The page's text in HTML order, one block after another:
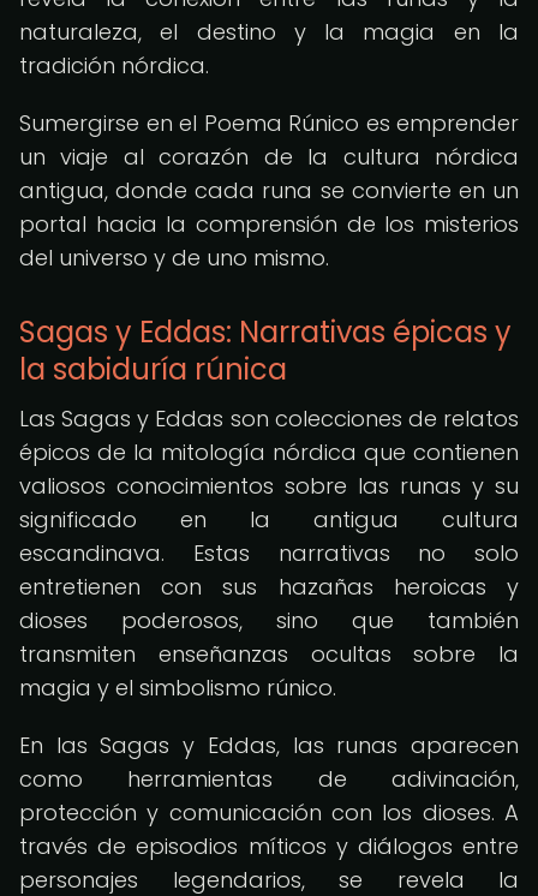
naturaleza, el destino y la magia en la
tradición nórdica.
Sumergirse en el Poema Rúnico es emprender
un viaje al corazón de la cultura nórdica
antigua, donde cada runa se convierte en un
portal hacia la comprensión de los misterios
del universo y de uno mismo.
Sagas y Eddas: Narrativas épicas y
la sabiduría rúnica
Las Sagas y Eddas son colecciones de relatos
épicos de la mitología nórdica que contienen
valiosos conocimientos sobre las runas y su
significado en la antigua cultura
escandinava. Estas narrativas no solo
entretienen con sus hazañas heroicas y
dioses poderosos, sino que también
transmiten enseñanzas ocultas sobre la
magia y el simbolismo rúnico.
En las Sagas y Eddas, las runas aparecen
como herramientas de adivinación,
protección y comunicación con los dioses. A
través de episodios míticos y diálogos entre
personajes legendarios, se revela la